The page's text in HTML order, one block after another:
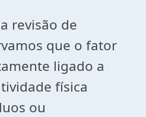
revisão de
que o fator
ligado a
física
ou